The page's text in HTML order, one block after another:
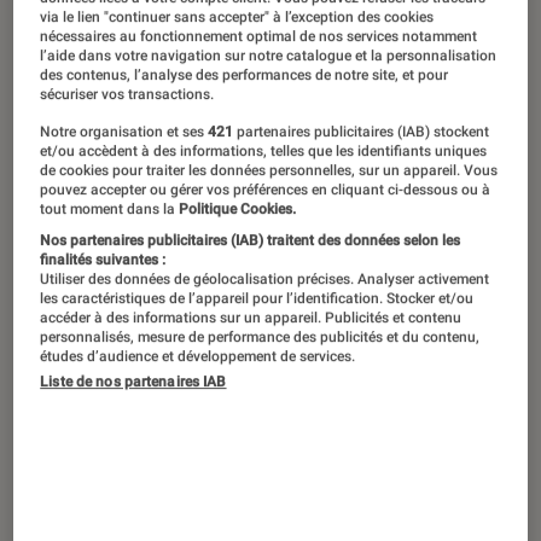
Après le H3 Hybrid, la marque danoise
EPOS propose une nouvelle version
Pro. Toujours aussi flexible dans son
utilisation, il embarque de nouvelles
fonctionnalités et technologies.
Vérifions le tout avec un test !
Introduction
Si vous ne l’aviez pas encore compris,EPOS
l’ancienne branche gaming de Sennheiser, a
bien l’intention de s’imposer comme la marque
via le lien "continuer sans accepter" à l’exception des cookies
nécessaires au fonctionnement optimal de nos services notamment
l’aide dans votre navigation sur notre catalogue et la personnalisation
des contenus, l’analyse des performances de notre site, et pour
sécuriser vos transactions.
Notre organisation et ses421 partenaires publicitaires (IAB) stockent
et/ou accèdent à des informations, telles que les identifiants uniques
de cookies pour traiter les données personnelles, sur un appareil. Vous
pouvez accepter ou gérer vos préférences en cliquant ci-dessous ou à
tout moment dans la Politique Cookies.
Nos partenaires publicitaires (IAB) traitent des données selon les
finalités suivantes :
Utiliser des données de géolocalisation précises. Analyser activement
les caractéristiques de l’appareil pour l’identification. Stocker et/ou
accéder à des informations sur un appareil. Publicités et contenu
personnalisés, mesure de performance des publicités et du contenu,
études d’audience et développement de services.
Liste de nos partenaires IAB